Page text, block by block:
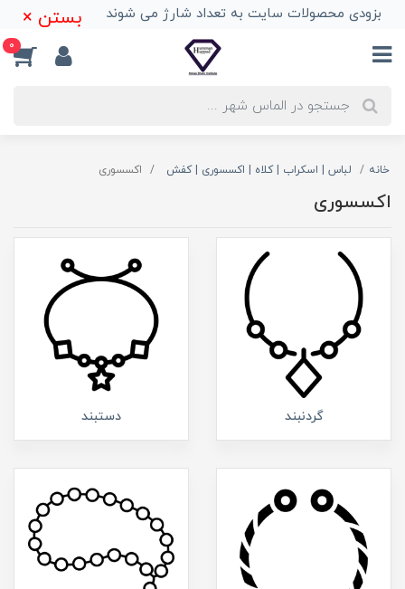
بزودی محصولات سایت به تعداد شارژ می شوند بستن ×
0
خانه لباس | اسکراب | کلاه | اکسسوری | کفش اکسسوری
اکسسوری
گردنبند دستبند